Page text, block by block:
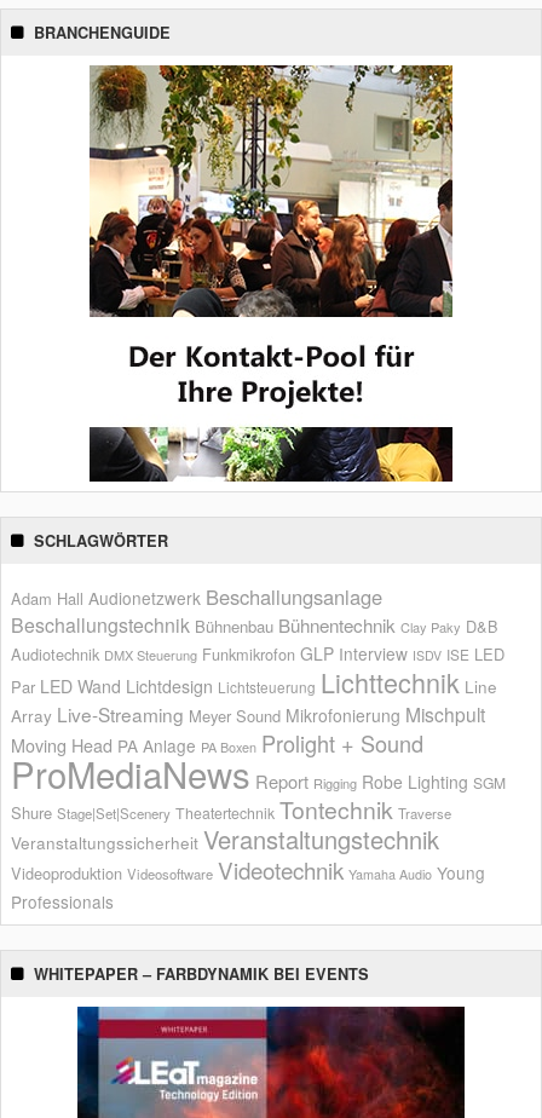
BRANCHENGUIDE
SCHLAGWÖRTER
Adam Hall Audionetzwerk Beschallungsanlage
Beschallungstechnik Bühnenbau Bühnentechnik Clay Paky D&B
Audiotechnik DMX Steuerung Funkmikrofon GLP Interview ISDV ISE LED
Par LED Wand Lichtdesign Lichtsteuerung Lichttechnik Line
Array Live-Streaming Meyer Sound Mikrofonierung Mischpult
Moving Head PA Anlage PA Boxen Prolight + Sound
ProMediaNews Report Rigging Robe Lighting SGM
Shure Stage|Set|Scenery Theatertechnik Tontechnik Traverse
Veranstaltungssicherheit Veranstaltungstechnik
Videoproduktion Videosoftware Videotechnik Yamaha Audio Young
Professionals
WHITEPAPER – FARBDYNAMIK BEI EVENTS